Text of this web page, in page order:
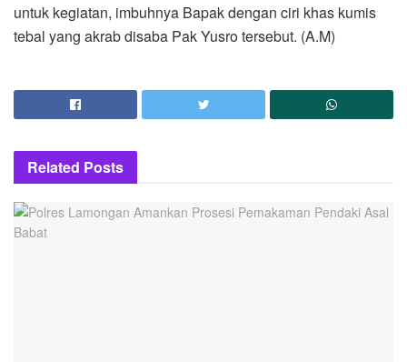
untuk kegiatan, imbuhnya Bapak dengan ciri khas kumis
tebal yang akrab disaba Pak Yusro tersebut. (A.M)
Related Posts